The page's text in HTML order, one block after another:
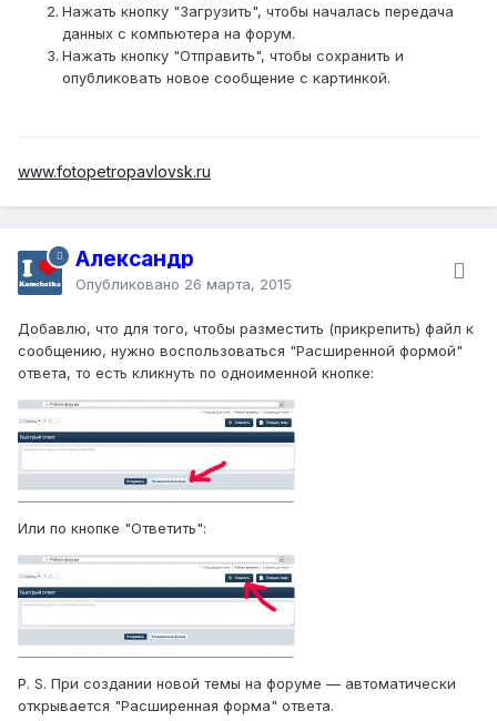
Нажать кнопку "Загрузить", чтобы началась передача
данных с компьютера на форум.
Нажать кнопку "Отправить", чтобы сохранить и
опубликовать новое сообщение с картинкой.
www.fotopetropavlovsk.ru
Александр
Опубликовано 26 марта, 2015
Добавлю, что для того, чтобы разместить (прикрепить) файл к
сообщению, нужно воспользоваться "Расширенной формой"
ответа, то есть кликнуть по одноименной кнопке:
Или по кнопке "Ответить":
P. S. При создании новой темы на форуме — автоматически
открывается "Расширенная форма" ответа.